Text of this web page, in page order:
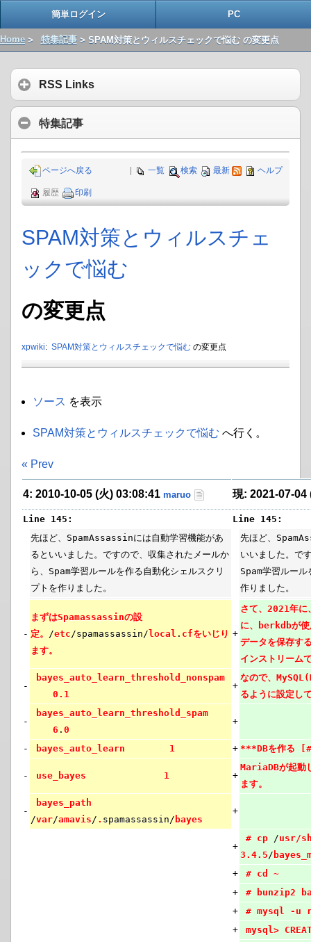
簡単ログイン PC
Home > 特集記事> SPAM対策とウィルスチェックで悩む の変更点
RSS Links
特集記事
一覧 検索 最新 ヘルプ
ページへ戻る
履歴 印刷
SPAM対策とウィルスチェ
ックで悩む
の変更点
xpwiki: SPAM対策とウィルスチェックで悩む の変更点
ソース を表示
SPAM対策とウィルスチェックで悩む へ行く。
« Prev
4: 2010-10-05 (火) 03:08:41 maruo 現: 2021-07-
Line 145:
Line 145:
先ほど、SpamAssassinには自動学習機能があ
るといいました。ですので、収集されたメールか
ら、Spam学習ルールを作る自動化シェルスクリ
プトを作りました。
先ほど、
いいました。で
Spam学習ルー
作りました。
-
まずはSpamassassinの設
定。
/etc /spamassassin/local . cfをいじり
ます。
+
さて、2021年に
に、berkdbが使
データを保存す
インストリーム
-
bayes_auto_learn_threshold_nonspam
0.1
+
なので、
るように設定し
-
bayes_auto_learn_threshold_spam
6 . 0
+
- bayes_auto_learn 1 + ***DBを作る
- use_bayes 1 +
MariaDBが起動
ます。
-
bayes_path
/var/amavis / . spamassassin/ bayes
+
+
# cp /usr/
3.4.5 /
+
# cd ~
+
# bunzip2
+
# mysql -u
+
mysql>